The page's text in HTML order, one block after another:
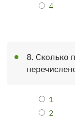
4
8. Сколько
1
2